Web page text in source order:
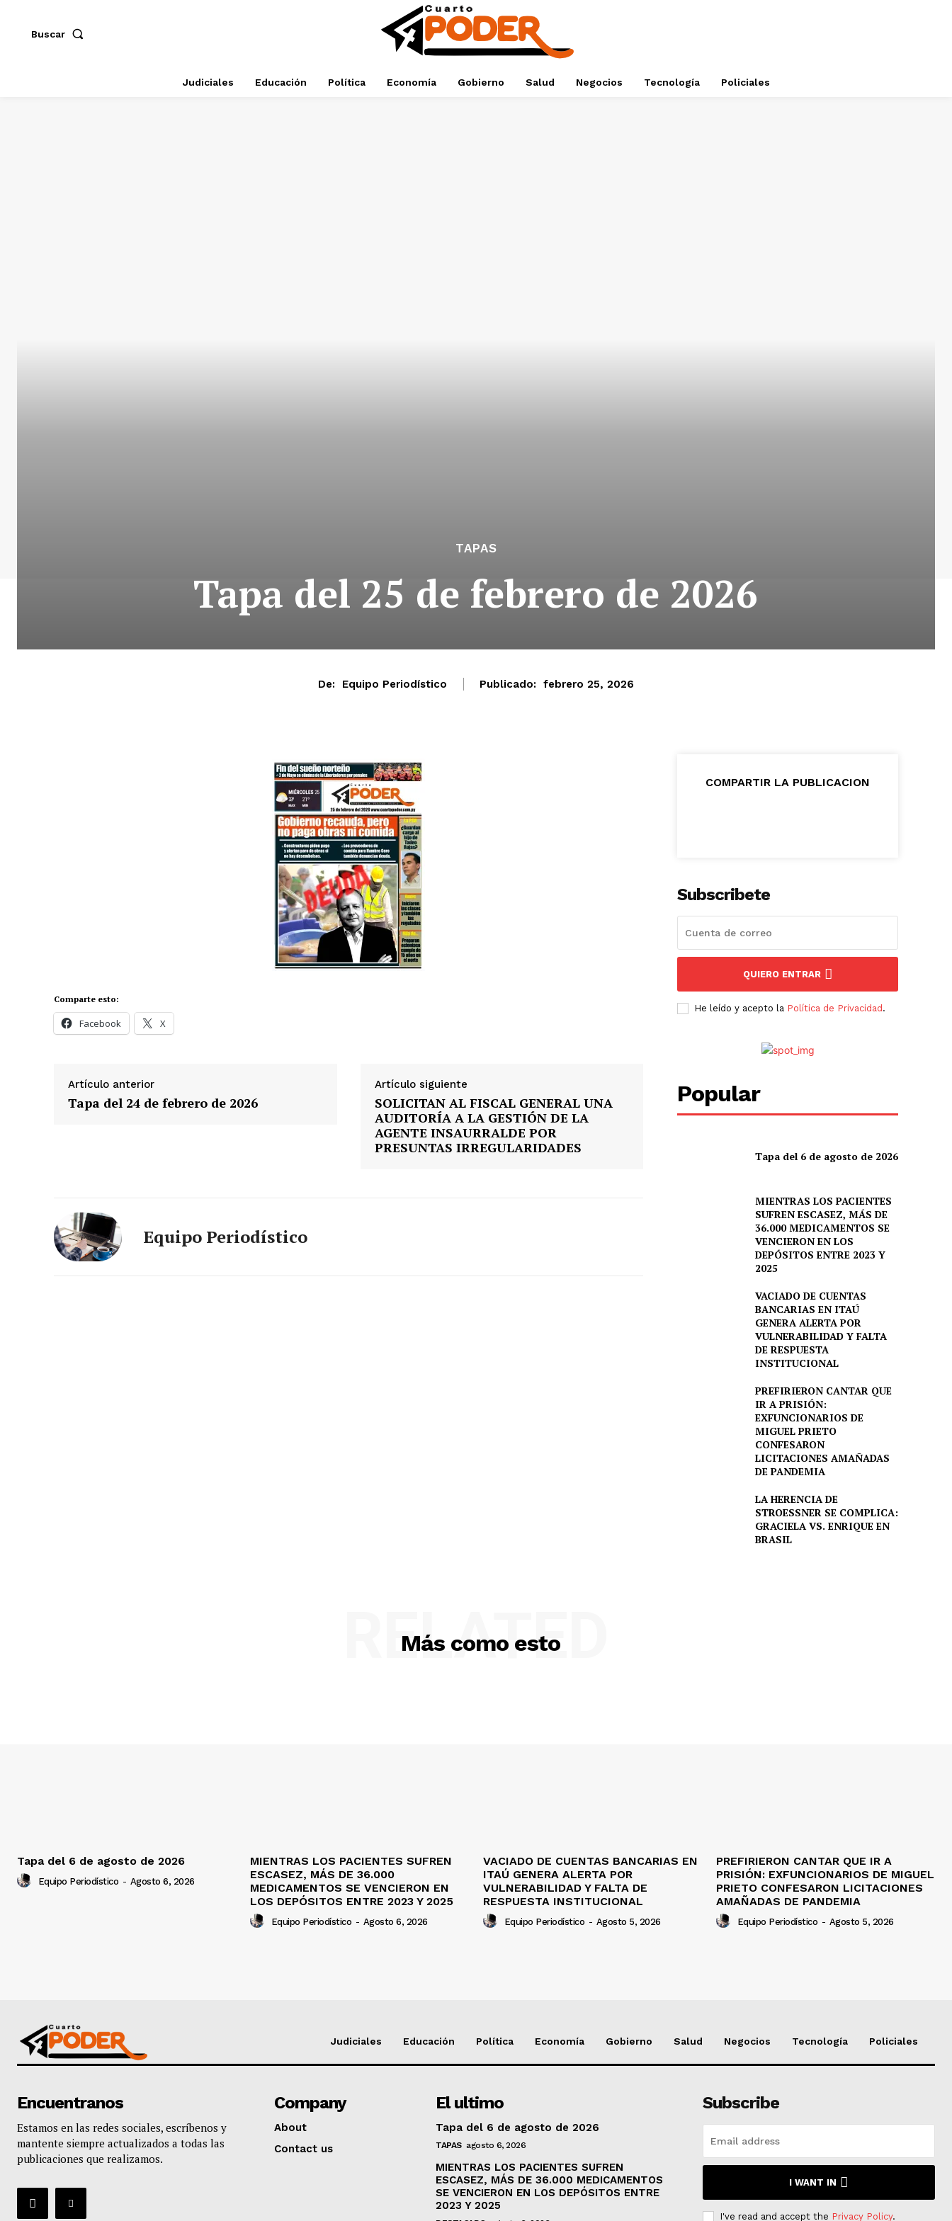
Buscar
Judiciales Educación Política Economía Gobierno Salud Negocios Tecnología Policiales
TAPAS
Tapa del 25 de febrero de 2026
De: Equipo Periodístico Publicado: febrero 25, 2026
Comparte esto:
Facebook X
Artículo anterior
Tapa del 24 de febrero de 2026
Artículo siguiente
SOLICITAN AL FISCAL GENERAL UNA
AUDITORÍA A LA GESTIÓN DE LA
AGENTE INSAURRALDE POR
PRESUNTAS IRREGULARIDADES
Equipo Periodístico
COMPARTIR LA PUBLICACION
Subscribete
QUIERO ENTRAR
He leído y acepto la Política de Privacidad .
Popular
Tapa del 6 de agosto de 2026
MIENTRAS LOS PACIENTES
SUFREN ESCASEZ, MÁS DE
36.000 MEDICAMENTOS SE
VENCIERON EN LOS
DEPÓSITOS ENTRE 2023 Y
2025
VACIADO DE CUENTAS
BANCARIAS EN ITAÚ
GENERA ALERTA POR
VULNERABILIDAD Y FALTA
DE RESPUESTA
INSTITUCIONAL
PREFIRIERON CANTAR QUE
IR A PRISIÓN:
EXFUNCIONARIOS DE
MIGUEL PRIETO
CONFESARON
LICITACIONES AMAÑADAS
DE PANDEMIA
LA HERENCIA DE
STROESSNER SE COMPLICA:
GRACIELA VS. ENRIQUE EN
BRASIL
Más como esto
RELATED
Tapa del 6 de agosto de 2026
Equipo Periodístico - Agosto 6, 2026
MIENTRAS LOS PACIENTES SUFREN
ESCASEZ, MÁS DE 36.000
MEDICAMENTOS SE VENCIERON EN
LOS DEPÓSITOS ENTRE 2023 Y 2025
Equipo Periodístico - Agosto 6, 2026
VACIADO DE CUENTAS BANCARIAS EN
ITAÚ GENERA ALERTA POR
VULNERABILIDAD Y FALTA DE
RESPUESTA INSTITUCIONAL
Equipo Periodístico - Agosto 5, 2026
PREFIRIERON CANTAR QUE IR A
PRISIÓN: EXFUNCIONARIOS DE MIGUEL
PRIETO CONFESARON LICITACIONES
AMAÑADAS DE PANDEMIA
Equipo Periodístico - Agosto 5, 2026
Judiciales Educación Política Economía Gobierno Salud Negocios Tecnología Policiales
Encuentranos
Estamos en las redes sociales, escríbenos y
mantente siempre actualizados a todas las
publicaciones que realizamos.
Company
About
Contact us
El ultimo
Tapa del 6 de agosto de 2026
TAPAS agosto 6, 2026
MIENTRAS LOS PACIENTES SUFREN
ESCASEZ, MÁS DE 36.000 MEDICAMENTOS
SE VENCIERON EN LOS DEPÓSITOS ENTRE
2023 Y 2025
Subscribe
I WANT IN
I've read and accept the Privacy Policy.